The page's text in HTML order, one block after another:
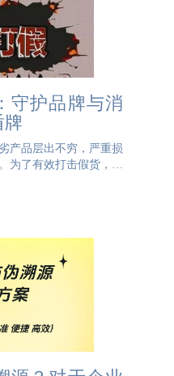
守护品牌与消
牌
产品层出不穷，严重损
为了有效打击假货，一
保护产品和品牌的重要
特殊的二维码，每个产